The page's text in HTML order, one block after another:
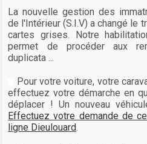
La nouvelle gestion des
de l'Intérieur (S.I.V) a changé le
cartes grises. Notre
permet de procéder aux
duplicata ...
Pour votre voiture, votre
effectuez votre démarche en
déplacer ! Un nouveau
Effectuez votre demande de
ligne Dieulouard.